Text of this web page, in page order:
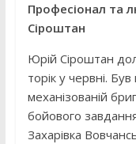
Професіонал та
Сіроштан
Юрій Сіроштан
торік у червні.
механізованій
бойового
Захарівка